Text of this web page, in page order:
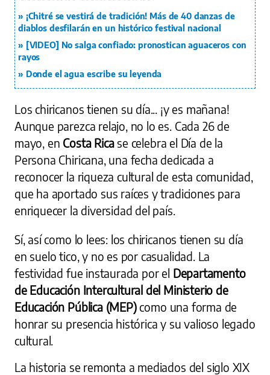
¡Chitré se vestirá de tradición! Más de 40 danzas de
diablos desfilarán en un histórico festival nacional
[VIDEO] No salga confiado: pronostican aguaceros con
rayos
Donde el agua escribe su leyenda
Los chiricanos tienen su día... ¡y es mañana!
Aunque parezca relajo, no lo es. Cada 26 de
mayo, en Costa Ricase celebra el Día de la
Persona Chiricana, una fecha dedicada a
reconocer la riqueza cultural de esta comunidad,
que ha aportado sus raíces y tradiciones para
enriquecer la diversidad del país.
Sí, así como lo lees: los chiricanos tienen su día
en suelo tico, y no es por casualidad. La
festividad fue instaurada por el Departamento
de Educación Intercultural del Ministerio de
Educación Pública (MEP)como una forma de
honrar su presencia histórica y su valioso legado
cultural.
La historia se remonta a mediados del siglo XIX